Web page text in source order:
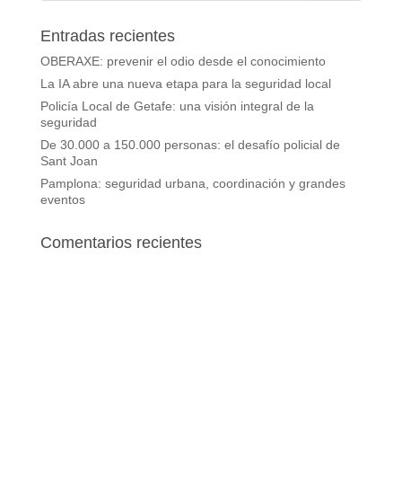
Entradas recientes
OBERAXE: prevenir el odio desde el conocimiento
La IA abre una nueva etapa para la seguridad local
Policía Local de Getafe: una visión integral de la
seguridad
De 30.000 a 150.000 personas: el desafío policial de
Sant Joan
Pamplona: seguridad urbana, coordinación y grandes
eventos
Comentarios recientes